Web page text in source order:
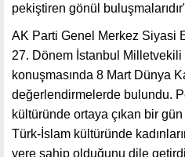
pekiştiren gönül
AK Parti Genel Merkez Siyasi
27. Dönem İstanbul Milletvekili
konuşmasında 8 Mart Dünya
değerlendirmelerde bulundu.
kültüründe ortaya çıkan bir
Türk-İslam kültüründe
yere sahip olduğunu dile